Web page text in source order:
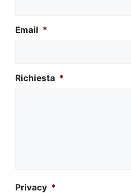
Email *
Richiesta *
Privacy *